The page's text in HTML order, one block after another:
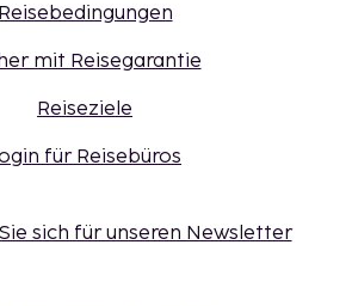
Reisebedingungen
mit Reisegarantie
Reiseziele
für Reisebüros
sich für unseren Newsletter